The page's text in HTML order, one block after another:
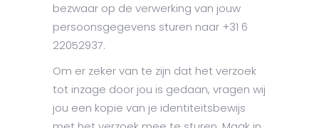
bezwaar op de verwerking van jouw
persoonsgegevens sturen naar +31 6
22052937.
Om er zeker van te zijn dat het verzoek
tot inzage door jou is gedaan, vragen wij
jou een kopie van je identiteitsbewijs